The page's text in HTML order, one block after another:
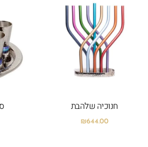
חנוכיה שלהבת
₪644.00